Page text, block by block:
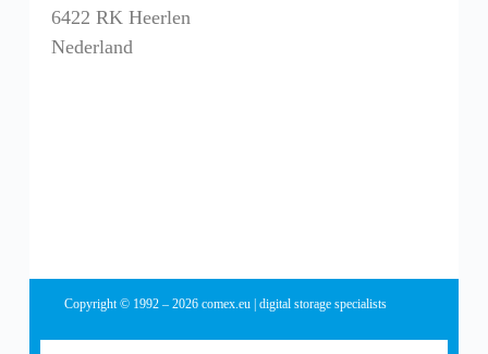
6422 RK Heerlen
Nederland
Copyright © 1992 – 2026 comex.eu | digital storage specialists